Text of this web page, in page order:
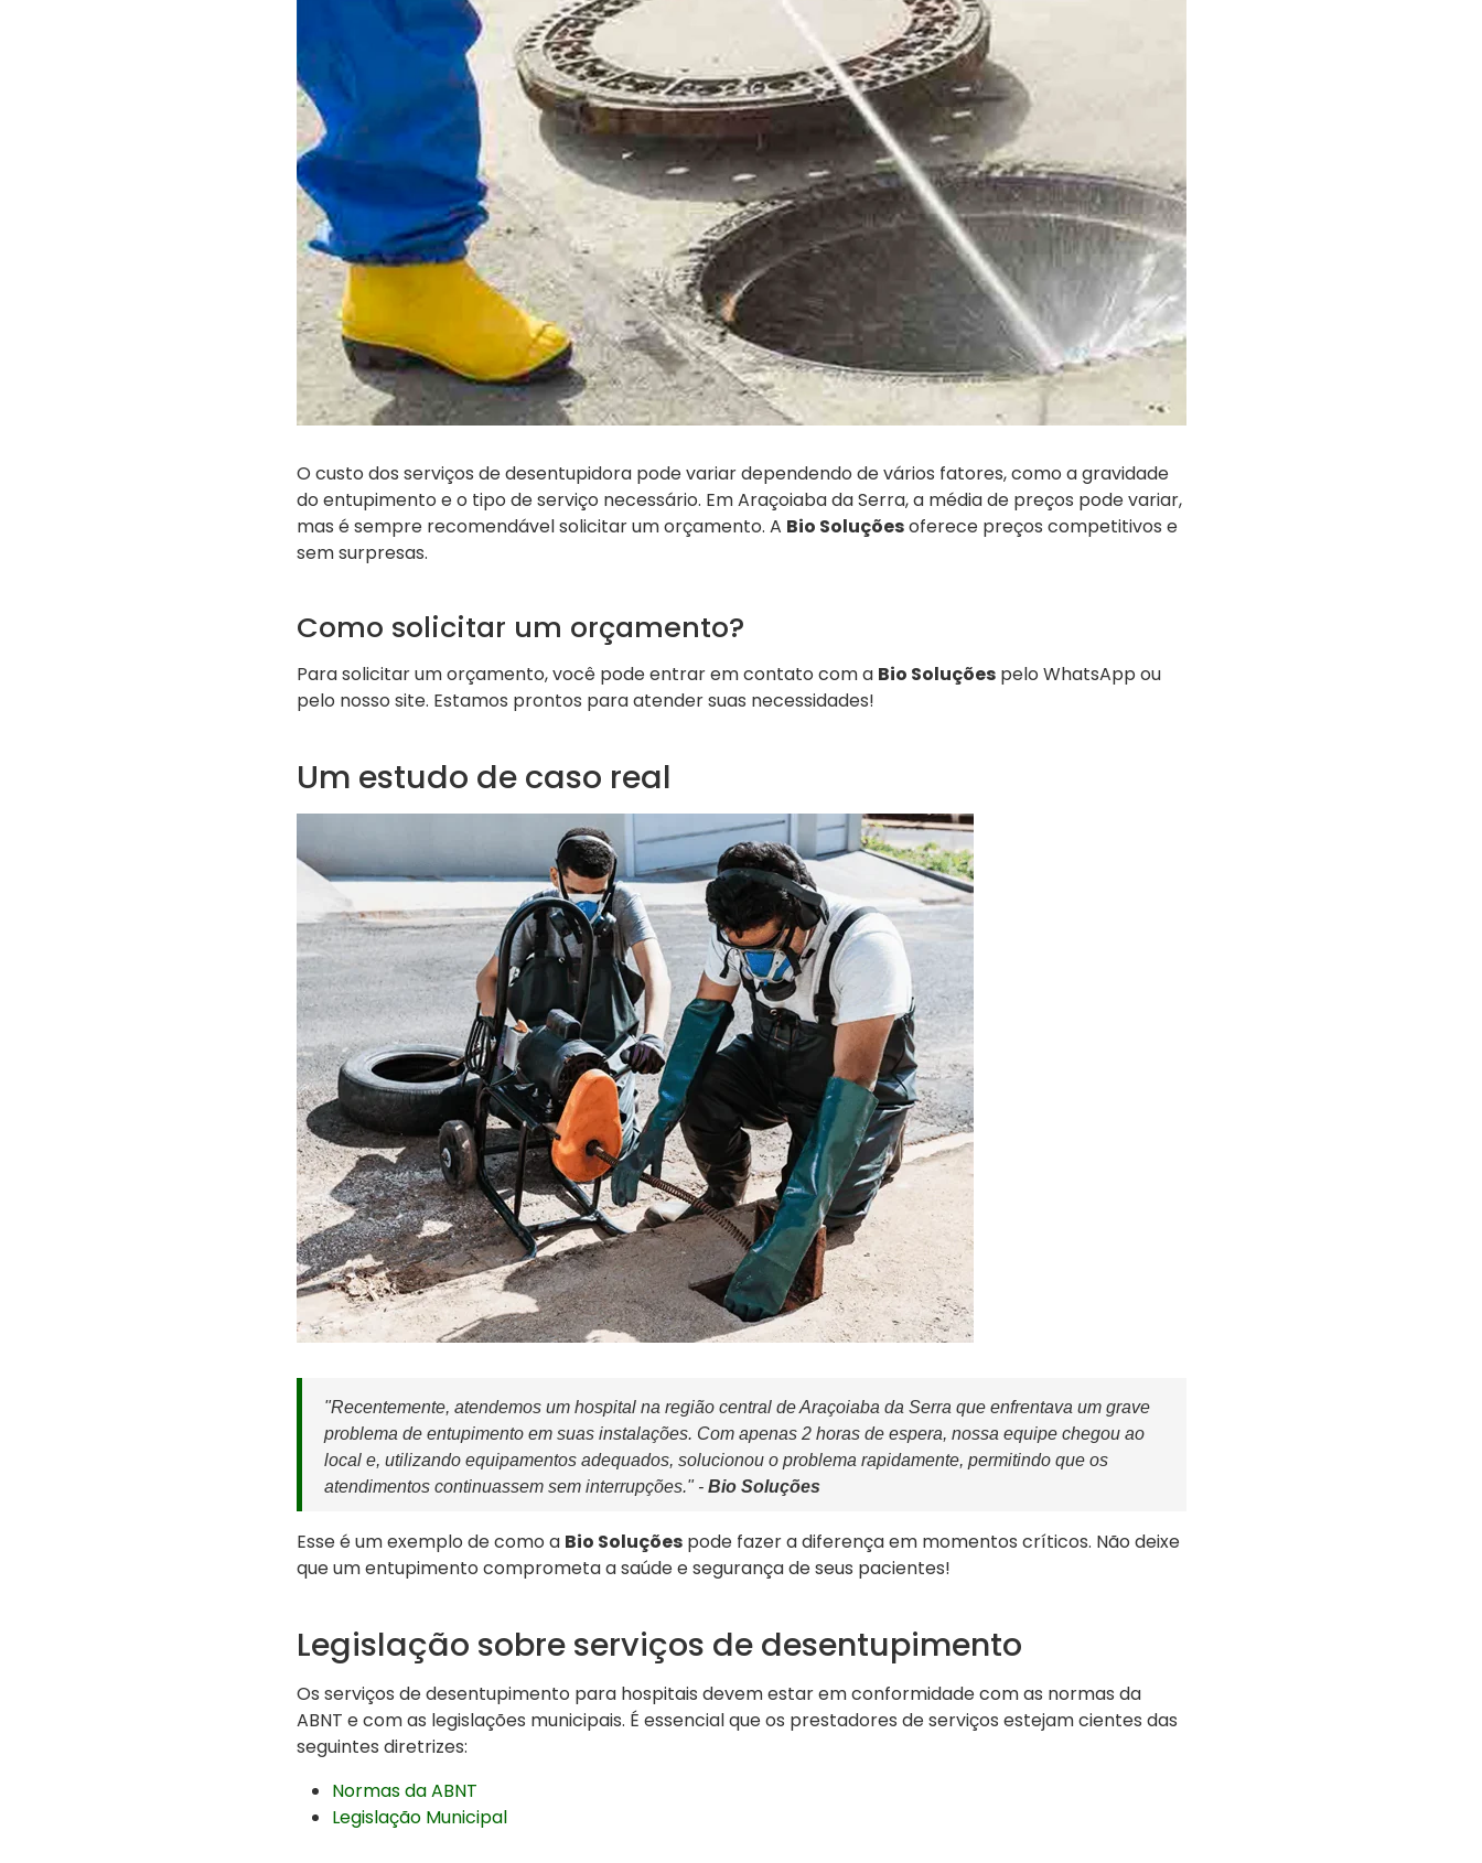
O custo dos serviços de desentupidora pode variar dependendo de vários fatores, como a gravidade
do entupimento e o tipo de serviço necessário. Em Araçoiaba da Serra, a média de preços pode variar,
mas é sempre recomendável solicitar um orçamento. A Bio Soluçõesoferece preços competitivos e
sem surpresas.
Como solicitar um orçamento?
Para solicitar um orçamento, você pode entrar em contato com a Bio Soluçõespelo WhatsApp ou
pelo nosso site. Estamos prontos para atender suas necessidades!
Um estudo de caso real
"Recentemente, atendemos um hospital na região central de Araçoiaba da Serra que enfrentava um grave
problema de entupimento em suas instalações. Com apenas 2 horas de espera, nossa equipe chegou ao
local e, utilizando equipamentos adequados, solucionou o problema rapidamente, permitindo que os
atendimentos continuassem sem interrupções." - Bio Soluções
Esse é um exemplo de como a Bio Soluçõespode fazer a diferença em momentos críticos. Não deixe
que um entupimento comprometa a saúde e segurança de seus pacientes!
Legislação sobre serviços de desentupimento
Os serviços de desentupimento para hospitais devem estar em conformidade com as normas da
ABNT e com as legislações municipais. É essencial que os prestadores de serviços estejam cientes das
seguintes diretrizes:
Normas da ABNT
Legislação Municipal